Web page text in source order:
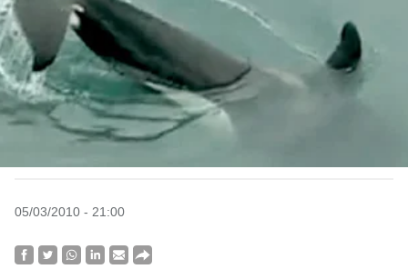
05/03/2010 - 21:00